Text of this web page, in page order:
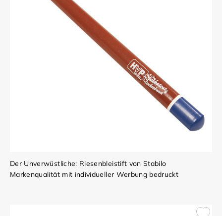
Der Unverwüstliche: Riesenbleistift von Stabilo
Markenqualität mit individueller Werbung bedruckt